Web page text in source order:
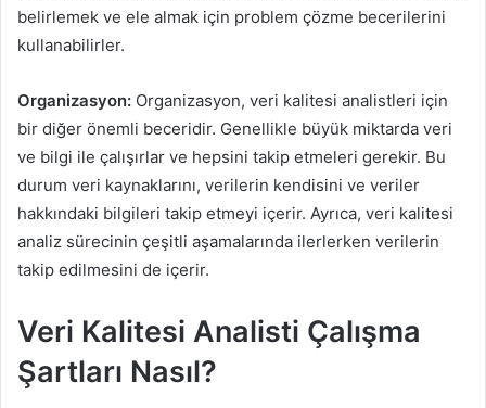
belirlemek ve ele almak için problem çözme becerilerini
kullanabilirler.
Organizasyon: Organizasyon, veri kalitesi analistleri için
bir diğer önemli beceridir. Genellikle büyük miktarda veri
ve bilgi ile çalışırlar ve hepsini takip etmeleri gerekir. Bu
durum veri kaynaklarını, verilerin kendisini ve veriler
hakkındaki bilgileri takip etmeyi içerir. Ayrıca, veri kalitesi
analiz sürecinin çeşitli aşamalarında ilerlerken verilerin
takip edilmesini de içerir.
Veri Kalitesi Analisti Çalışma
Şartları Nasıl?